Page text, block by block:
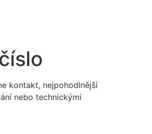
kontakt, nejpohodlnější
nebo technickými